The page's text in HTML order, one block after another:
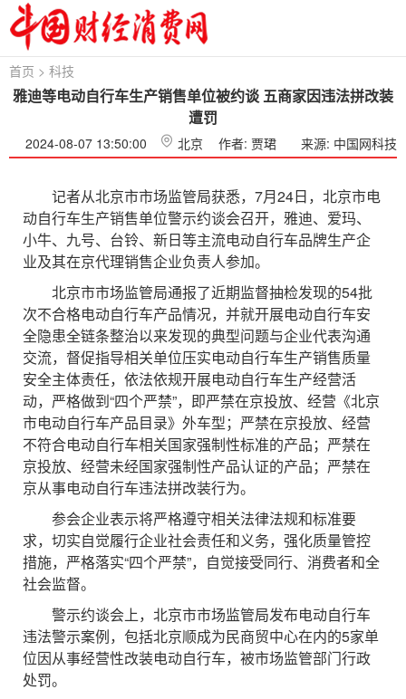
首页 > 科技
雅迪等电动自行车生产销售单位被约谈 五商家因违法拼改装
遭罚
2024-08-07 13:50:00 北京 作者: 贾珺 来源: 中国网科技
记者从北京市市场监管局获悉，7月24日，北京市电
动自行车生产销售单位警示约谈会召开，雅迪、爱玛、
小牛、九号、台铃、新日等主流电动自行车品牌生产企
业及其在京代理销售企业负责人参加。
北京市市场监管局通报了近期监督抽检发现的54批
次不合格电动自行车产品情况，并就开展电动自行车安
全隐患全链条整治以来发现的典型问题与企业代表沟通
交流，督促指导相关单位压实电动自行车生产销售质量
安全主体责任，依法依规开展电动自行车生产经营活
动，严格做到“四个严禁”，即严禁在京投放、经营《北京
市电动自行车产品目录》外车型；严禁在京投放、经营
不符合电动自行车相关国家强制性标准的产品；严禁在
京投放、经营未经国家强制性产品认证的产品；严禁在
京从事电动自行车违法拼改装行为。
参会企业表示将严格遵守相关法律法规和标准要
求，切实自觉履行企业社会责任和义务，强化质量管控
措施，严格落实“四个严禁”，自觉接受同行、消费者和全
社会监督。
警示约谈会上，北京市市场监管局发布电动自行车
违法警示案例，包括北京顺成为民商贸中心在内的5家单
位因从事经营性改装电动自行车，被市场监管部门行政
处罚。